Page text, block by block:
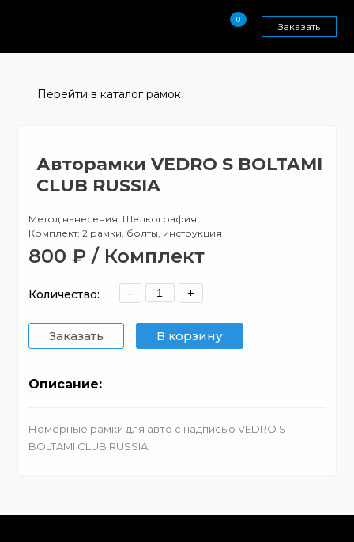
Заказать
0
Перейти в каталог рамок
Авторамки VEDRO S BOLTAMI
CLUB RUSSIA
Метод нанесения: Шелкография
Комплект: 2 рамки, болты, инструкция
800 ₽ / Комплект
Количество: - +
Заказать В корзину
Описание:
Номерные рамки для авто с надписью VEDRO S
BOLTAMI CLUB RUSSIA